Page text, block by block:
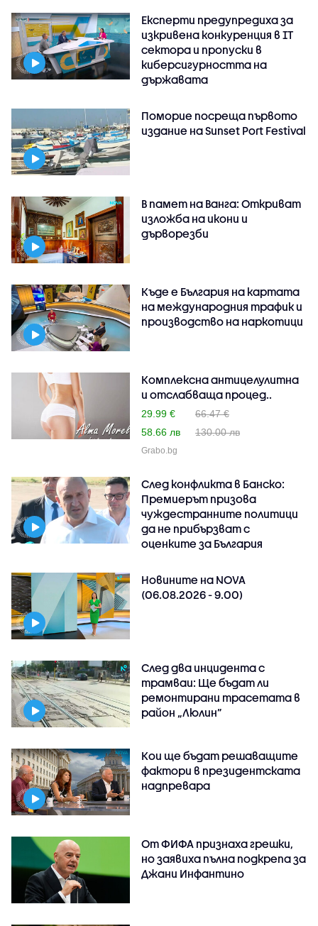
Експерти предупредиха за
изкривена конкуренция в IT
сектора и пропуски в
киберсигурността на
държавата
Поморие посреща първото
издание на Sunset Port Festival
В памет на Ванга: Откриват
изложба на икони и
дърворезби
Къде е България на картата
на международния трафик и
производство на наркотици
Комплексна антицелулитна
и отслабваща процед..
29.99 €
66.47 €
58.66 лв
130.00 лв
Grabo.bg
След конфликта в Банско:
Премиерът призова
чуждестранните политици
да не прибързват с
оценките за България
Новините на NOVA
(06.08.2026 - 9.00)
След два инцидента с
трамваи: Ще бъдат ли
ремонтирани трасетата в
район „Люлин”
Кои ще бъдат решаващите
фактори в президентската
надпревара
От ФИФА признаха грешки,
но заявиха пълна подкрепа за
Джани Инфантино